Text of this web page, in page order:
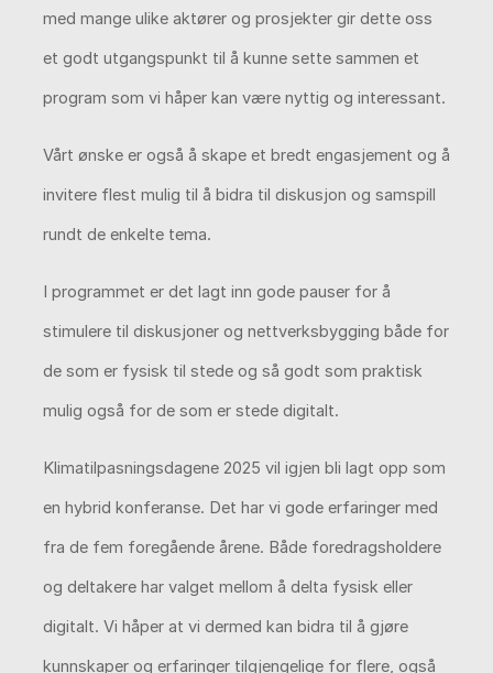
med mange ulike aktører og prosjekter gir dette oss
et godt utgangspunkt til å kunne sette sammen et
program som vi håper kan være nyttig og interessant.
Vårt ønske er også å skape et bredt engasjement og å
invitere flest mulig til å bidra til diskusjon og samspill
rundt de enkelte tema.
I programmet er det lagt inn gode pauser for å
stimulere til diskusjoner og nettverksbygging både for
de som er fysisk til stede og så godt som praktisk
mulig også for de som er stede digitalt.
Klimatilpasningsdagene 2025 vil igjen bli lagt opp som
en hybrid konferanse. Det har vi gode erfaringer med
fra de fem foregående årene. Både foredragsholdere
og deltakere har valget mellom å delta fysisk eller
digitalt. Vi håper at vi dermed kan bidra til å gjøre
kunnskaper og erfaringer tilgjengelige for flere, også